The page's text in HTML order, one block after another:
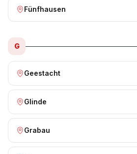
Fünfhausen
G
Geestacht
Glinde
Grabau